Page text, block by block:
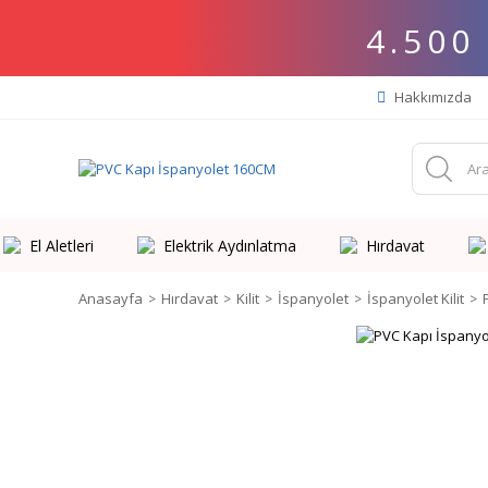
4.500
Hakkımızda
El Aletleri Elektrik Aydınlatma Hırdavat
Anasayfa Hırdavat Kilit İspanyolet İspanyolet Kilit